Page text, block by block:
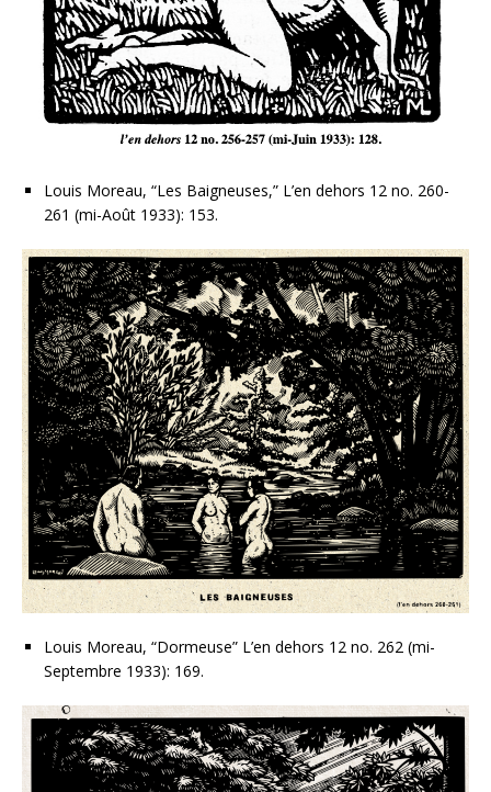
Louis Moreau, “Les Baigneuses,” L’en dehors 12 no. 260-
261 (mi-Août 1933): 153.
Louis Moreau, “Dormeuse” L’en dehors 12 no. 262 (mi-
Septembre 1933): 169.